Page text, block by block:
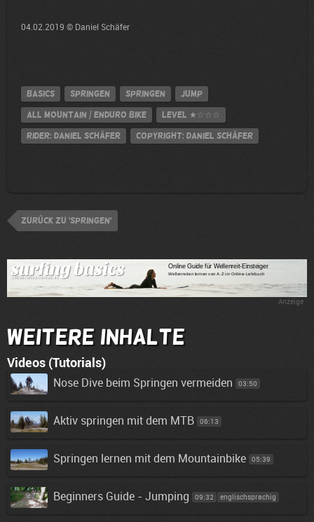
04.02.2019 © Daniel Schäfer
Basics Springen Springen jump
All Mountain / Enduro Bike Level ★☆☆☆
Rider: Daniel Schäfer Copyright: Daniel Schäfer
zurück zu 'Springen'
Anzeige
Weitere Inhalte
Videos (Tutorials)
Nose Dive beim Springen vermeiden 03:50
Aktiv springen mit dem MTB 06:13
Springen lernen mit dem Mountainbike 05:39
Beginners Guide - Jumping 09:32 englischsprachig